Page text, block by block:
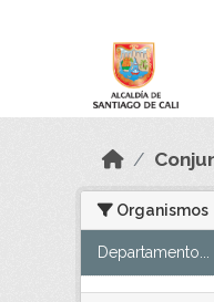
Organismos
Departamento...